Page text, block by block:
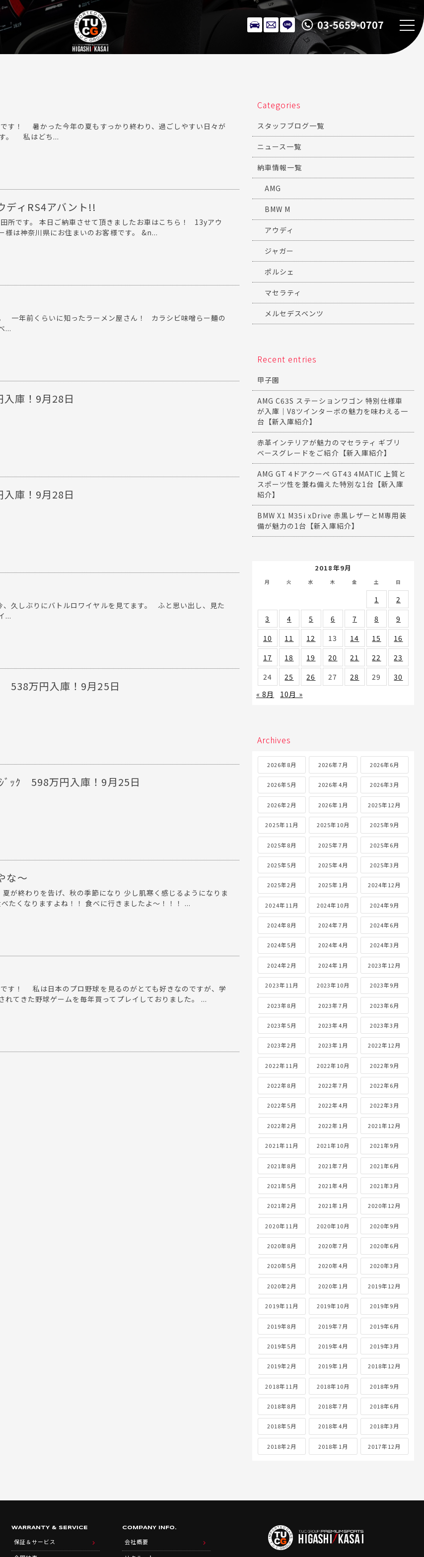
03-5659-0707
す！ 暑かった今年の夏もすっかり終わり、過ごしやすい日々が
す。 私はどち...
ディRS4アバント!!
所です。 本日ご納車させて頂きましたお車はこちら！ 13yアウ
様は神奈川県にお住まいのお客様です。 &n...
一年前くらいに知ったラーメン屋さん！ カラシビ味噌らー麺の
...
入庫！9月28日
入庫！9月28日
久しぶりにバトルロワイヤルを見てます。 ふと思い出し、見た
...
538万円入庫！9月25日
ﾞｯｸ 598万円入庫！9月25日
な〜
が終わりを告げ、秋の季節になり 少し肌寒く感じるようになりま
たくなりますよね！！ 食べに行きましたよ〜！！！ ...
す！ 私は日本のプロ野球を見るのがとても好きなのですが、学
れてきた野球ゲームを毎年買ってプレイしておりました。 ...
Categories
スタッフブログ一覧
ニュース一覧
納車情報一覧
AMG
BMW M
アウディ
ジャガー
ポルシェ
マセラティ
メルセデスベンツ
Recent entries
甲子園
AMG C63S ステーションワゴン 特別仕様車
が入庫｜V8ツインターボの魅力を味わえる一
台【新入庫紹介】
赤革インテリアが魅力のマセラティ ギブリ
ベースグレードをご紹介【新入庫紹介】
AMG GT 4ドアクーペ GT43 4MATIC 上質と
スポーツ性を兼ね備えた特別な1台【新入庫
紹介】
BMW X1 M35i xDrive 赤黒レザーとM専用装
備が魅力の1台【新入庫紹介】
2018年9月
月 火 水 木 金 土 日
1
2
3
4 5 6 7 8
9
10
11 12 13 14 15
16
17
18 19 20 21 22
23
24
25 26 27 28 29
30
« 8月
10月 »
Archives
2026年8月 2026年7月 2026年6月
2026年5月 2026年4月 2026年3月
2026年2月 2026年1月 2025年12月
2025年11月 2025年10月 2025年9月
2025年8月 2025年7月 2025年6月
2025年5月 2025年4月 2025年3月
2025年2月 2025年1月 2024年12月
2024年11月 2024年10月 2024年9月
2024年8月 2024年7月 2024年6月
2024年5月 2024年4月 2024年3月
2024年2月 2024年1月 2023年12月
2023年11月 2023年10月 2023年9月
2023年8月 2023年7月 2023年6月
2023年5月 2023年4月 2023年3月
2023年2月 2023年1月 2022年12月
2022年11月 2022年10月 2022年9月
2022年8月 2022年7月 2022年6月
2022年5月 2022年4月 2022年3月
2022年2月 2022年1月 2021年12月
2021年11月 2021年10月 2021年9月
2021年8月 2021年7月 2021年6月
2021年5月 2021年4月 2021年3月
2021年2月 2021年1月 2020年12月
2020年11月 2020年10月 2020年9月
2020年8月 2020年7月 2020年6月
2020年5月 2020年4月 2020年3月
2020年2月 2020年1月 2019年12月
2019年11月 2019年10月 2019年9月
2019年8月 2019年7月 2019年6月
2019年5月 2019年4月 2019年3月
2019年2月 2019年1月 2018年12月
2018年11月 2018年10月 2018年9月
2018年8月 2018年7月 2018年6月
2018年5月 2018年4月 2018年3月
2018年2月 2018年1月 2017年12月
WARRANTY & SERVICE
保証＆サービス
COMPANY INFO.
会社概要